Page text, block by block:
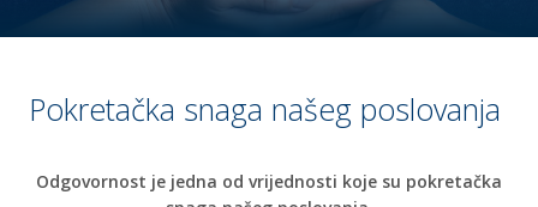
Pokretačka snaga našeg poslovanja
Odgovornost je jedna od vrijednosti koje su pokretačka